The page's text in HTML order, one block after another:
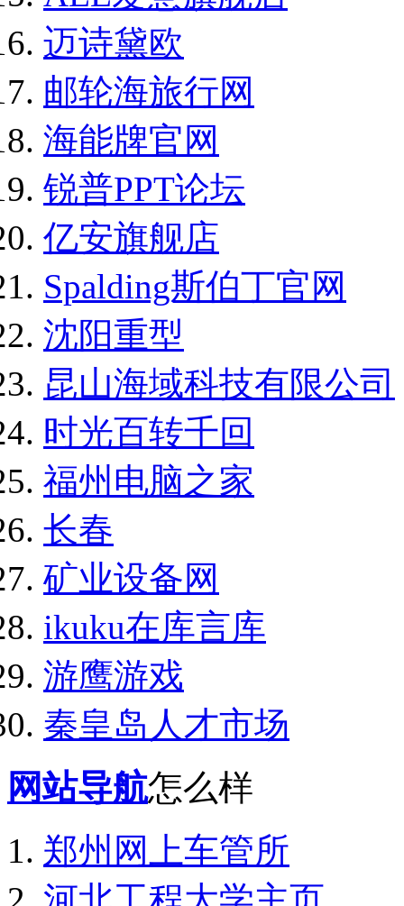
迈诗黛欧
邮轮海旅行网
海能牌官网
锐普PPT论坛
亿安旗舰店
Spalding斯伯丁官网
沈阳重型
昆山海域科技有限公司
时光百转千回
福州电脑之家
长春
矿业设备网
ikuku在库言库
游鹰游戏
秦皇岛人才市场
网站导航怎么样
郑州网上车管所